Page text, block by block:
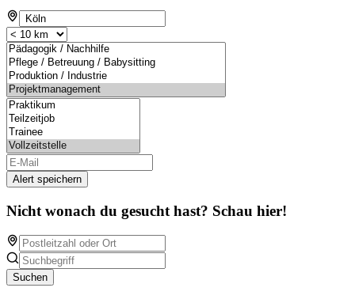
Alert speichern
Nicht wonach du gesucht hast? Schau hier!
Suchen